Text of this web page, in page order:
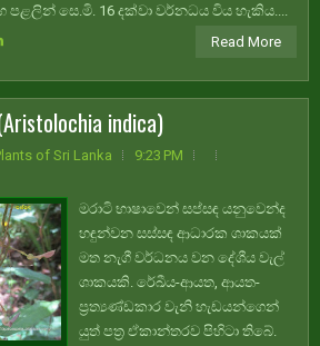
පළලින් සෙ.මි. 16 දක්වා වර්නධය විය හැකිය....
Read More
indica)
of Sri Lanka
9:23 PM
මරාටි භාෂාවෙන් සප්සඳ යනුවෙන්ද
හඳුන්වන සස්සඳ ආධාරක ශාකයක්
මත නැගී වර්ධනය වන දේශීය වැල්
ශාකයකි. රේඛීය-ආයත, ආයත-
ප්‍රත්‍යණ්ඩකාර වැනි හැඩයන්ගෙන්
යුත් පත්‍ර ඒකාන්තරව පිහිටා තිබේ.